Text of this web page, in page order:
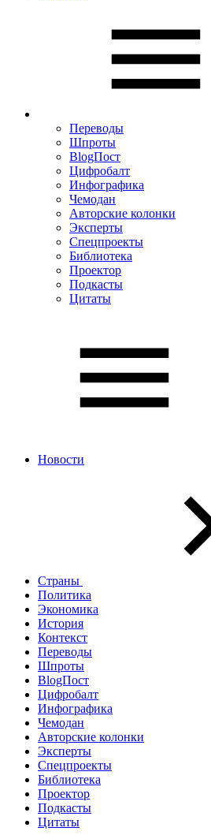
Переводы
Шпроты
BlogПост
Цифробалт
Инфографика
Чемодан
Авторские колонки
Эксперты
Спецпроекты
Библиотека
Проектор
Подкасты
Цитаты
Новости
Страны
Политика
Экономика
История
Контекст
Переводы
Шпроты
BlogПост
Цифробалт
Инфографика
Чемодан
Авторские колонки
Эксперты
Спецпроекты
Библиотека
Проектор
Подкасты
Цитаты